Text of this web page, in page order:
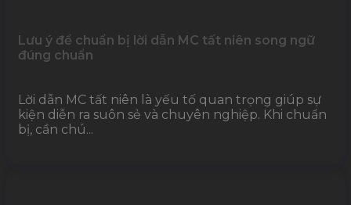
Lưu ý để chuẩn bị lời dẫn MC tất niên song ngữ
đúng chuẩn
Lời dẫn MC tất niên là yếu tố quan trọng giúp sự
kiện diễn ra suôn sẻ và chuyên nghiệp. Khi chuẩn
bị, cần chú...